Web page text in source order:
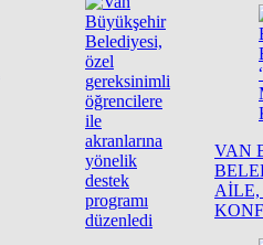
VAN
AİLE,